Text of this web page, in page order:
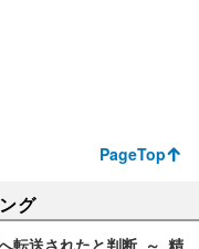
PageTop
グ
転送されたと判断 ～ 精